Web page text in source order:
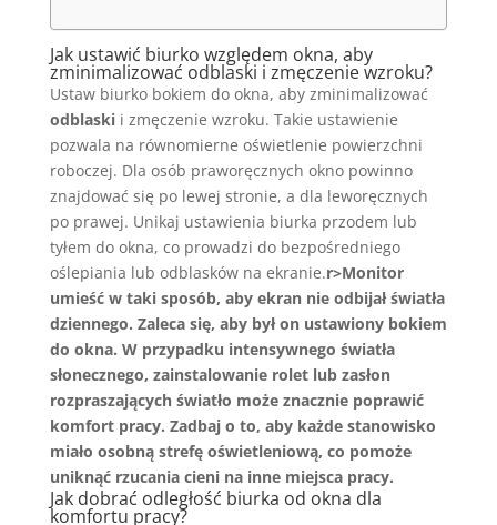
Jak ustawić biurko względem okna, aby
zminimalizować odblaski i zmęczenie wzroku?
Ustaw biurko bokiem do okna, aby zminimalizować
odblaskii zmęczenie wzroku. Takie ustawienie
pozwala na równomierne oświetlenie powierzchni
roboczej. Dla osób praworęcznych okno powinno
znajdować się po lewej stronie, a dla leworęcznych
po prawej. Unikaj ustawienia biurka przodem lub
tyłem do okna, co prowadzi do bezpośredniego
oślepiania lub odblasków na ekranie.r>Monitor
umieść w taki sposób, aby ekran nie odbijał światła
dziennego. Zaleca się, aby był on ustawiony bokiem
do okna. W przypadku intensywnego światła
słonecznego, zainstalowanie rolet lub zasłon
rozpraszających światło może znacznie poprawić
komfort pracy. Zadbaj o to, aby każde stanowisko
miało osobną strefę oświetleniową, co pomoże
uniknąć rzucania cieni na inne miejsca pracy.
Jak dobrać odległość biurka od okna dla
komfortu pracy?